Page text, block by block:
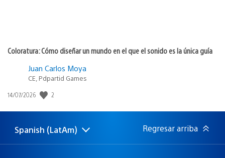
Coloratura: Cómo diseñar un mundo en el que el sonido es la única guía
Juan Carlos Moya
CE, Pdpartid Games
Fecha
publicación:
14/07/2026 2
Elige
Región
Spanish (LatAm) Regresar arriba